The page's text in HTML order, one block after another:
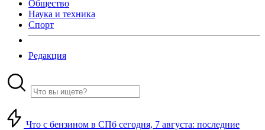
Общество
Наука и техника
Спорт
Редакция
Что с бензином в СПб сегодня, 7 августа: последние